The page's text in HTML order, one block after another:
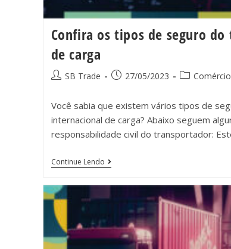
Confira os tipos de seguro
de carga
SB Trade 27/05/2023
Você sabia que existem vários tipos de
internacional de carga? Abaixo seguem
responsabilidade civil do transportador:
Continue Lendo